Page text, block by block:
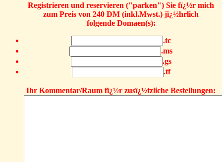
Registrieren und reservieren ("parken") Sie fï¿½r mich
zum Preis von 240 DM (inkl.Mwst.) jï¿½hrlich
folgende Domaen(s):
.tc
.ms
.gs
.tf
Ihr Kommentar/Raum fï¿½r zusï¿½tzliche Bestellungen: